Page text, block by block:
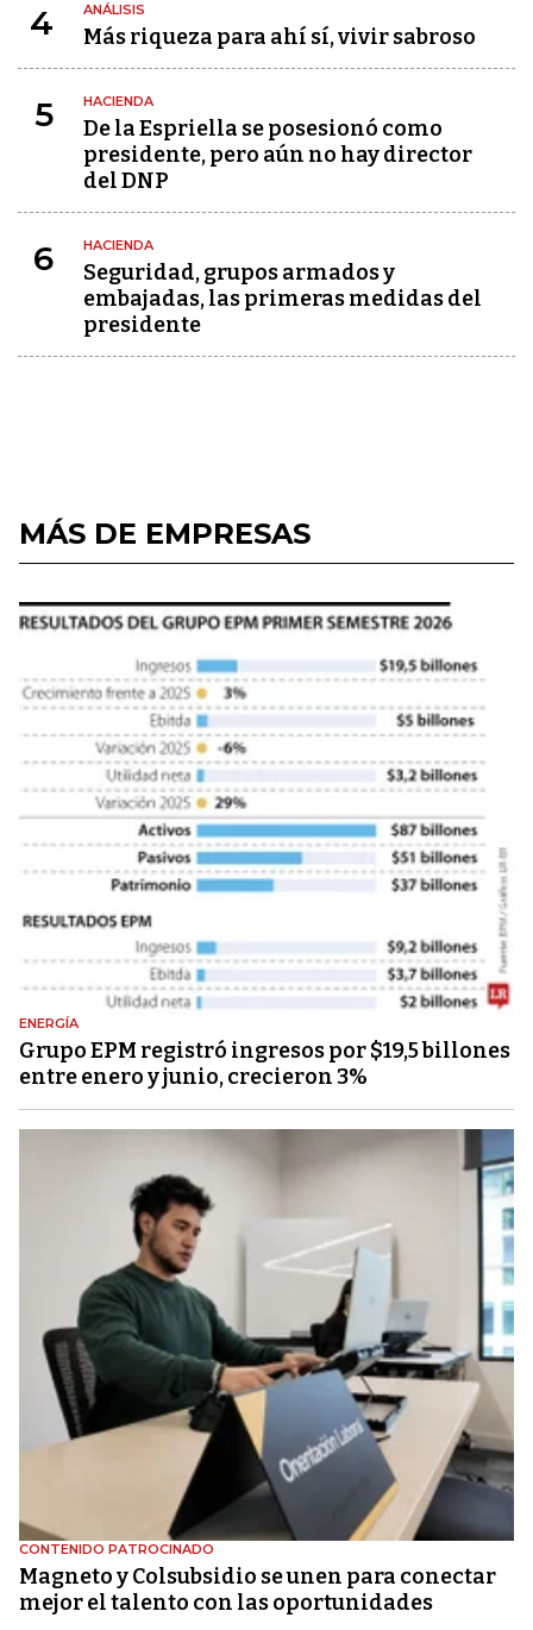
4 ANÁLISIS
Más riqueza para ahí sí, vivir sabroso
5 HACIENDA
De la Espriella se posesionó como
presidente, pero aún no hay director
del DNP
6 HACIENDA
Seguridad, grupos armados y
embajadas, las primeras medidas del
presidente
MÁS DE EMPRESAS
ENERGÍA
Grupo EPM registró ingresos por $19,5 billones
entre enero y junio, crecieron 3%
CONTENIDO PATROCINADO
Magneto y Colsubsidio se unen para conectar
mejor el talento con las oportunidades